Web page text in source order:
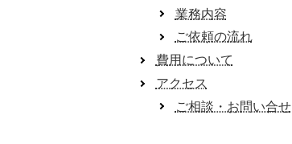
業務内容
ご依頼の流れ
費用について
アクセス
ご相談・お問い合せ